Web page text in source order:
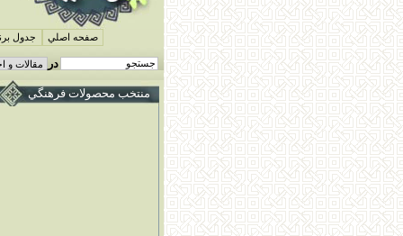
جدول صفحه اصلي
در
منتخب محصولات فرهنگي